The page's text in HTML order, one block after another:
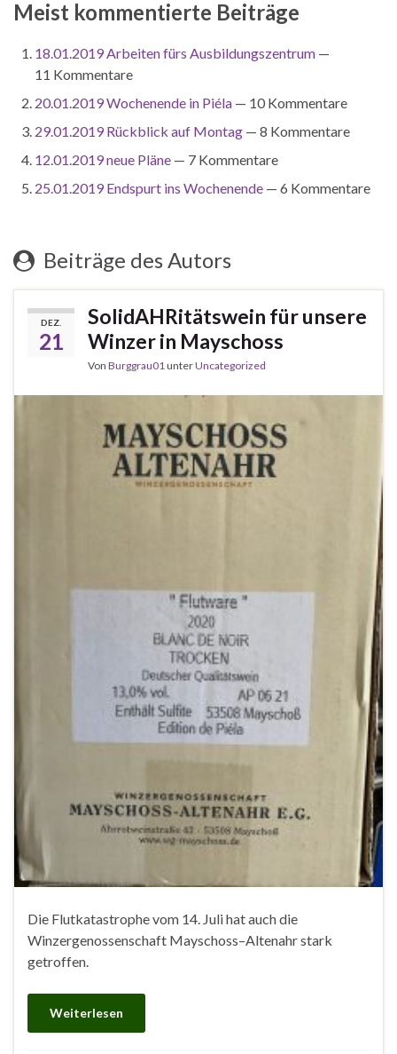
Meist kommentierte Beiträge
18.01.2019 Arbeiten fürs Ausbildungszentrum —
11 Kommentare
20.01.2019 Wochenende in Piéla — 10 Kommentare
29.01.2019 Rückblick auf Montag — 8 Kommentare
12.01.2019 neue Pläne — 7 Kommentare
25.01.2019 Endspurt ins Wochenende — 6 Kommentare
Beiträge des Autors
DEZ.
21
SolidAHRitätswein für unsere
Winzer in Mayschoss
Von Burggrau01 unterUncategorized
Die Flutkatastrophe vom 14. Juli hat auch die
Winzergenossenschaft Mayschoss–Altenahr stark
getroffen.
Weiterlesen